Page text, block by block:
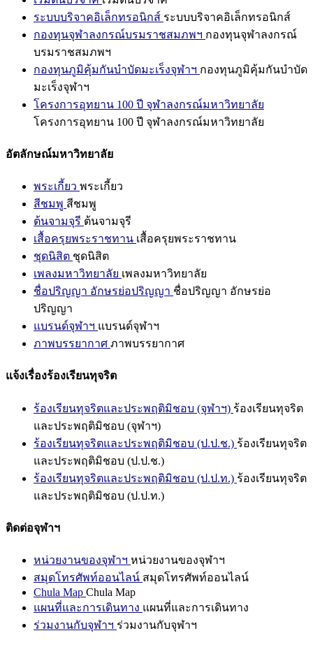
ระบบบริจาคอิเล็กทรอนิกส์ ระบบบริจาคอิเล็กทรอนิกส์
กองทุนจุฬาลงกรณ์บรมราชสมภพฯ กองทุนจุฬาลงกรณ์
บรมราชสมภพฯ
กองทุนภูมิคุ้มกันบำบัดมะเร็งจุฬาฯ กองทุนภูมิคุ้มกันบำบัด
มะเร็งจุฬาฯ
โครงการอุทยาน 100 ปี จุฬาลงกรณ์มหาวิทยาลัย
โครงการอุทยาน 100 ปี จุฬาลงกรณ์มหาวิทยาลัย
อัตลักษณ์มหาวิทยาลัย
พระเกี้ยว พระเกี้ยว
สีชมพู สีชมพู
ต้นจามจุรี ต้นจามจุรี
เสื้อครุยพระราชทาน เสื้อครุยพระราชทาน
ชุดนิสิต ชุดนิสิต
เพลงมหาวิทยาลัย เพลงมหาวิทยาลัย
ชื่อปริญญา อักษรย่อปริญญา ชื่อปริญญา อักษรย่อ
ปริญญา
แบรนด์จุฬาฯ แบรนด์จุฬาฯ
ภาพบรรยากาศ ภาพบรรยากาศ
แจ้งเรื่องร้องเรียนทุจริต
ร้องเรียนทุจริตและประพฤติมิชอบ (จุฬาฯ) ร้องเรียนทุจริต
และประพฤติมิชอบ (จุฬาฯ)
ร้องเรียนทุจริตและประพฤติมิชอบ (ป.ป.ช.) ร้องเรียนทุจริต
และประพฤติมิชอบ (ป.ป.ช.)
ร้องเรียนทุจริตและประพฤติมิชอบ (ป.ป.ท.) ร้องเรียนทุจริต
และประพฤติมิชอบ (ป.ป.ท.)
ติดต่อจุฬาฯ
หน่วยงานของจุฬาฯ หน่วยงานของจุฬาฯ
สมุดโทรศัพท์ออนไลน์ สมุดโทรศัพท์ออนไลน์
Chula Map Chula Map
แผนที่และการเดินทาง แผนที่และการเดินทาง
ร่วมงานกับจุฬาฯ ร่วมงานกับจุฬาฯ